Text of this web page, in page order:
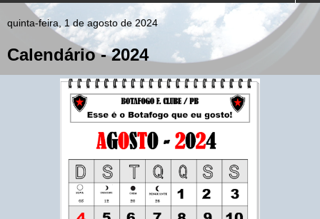
quinta-feira, 1 de agosto de 2024
Calendário - 2024